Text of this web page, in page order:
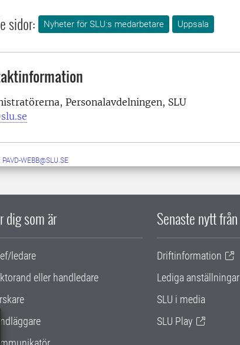
sidor: Nyheter för SLU:s medarbetare Uppsala
Personalavdelningen, SLU
PAVD-WEBB@SLU.SE
dig som är
ledare
eller handledare
Senaste nytt från
Driftinformation
Lediga anställningar
SLU i media
SLU Play